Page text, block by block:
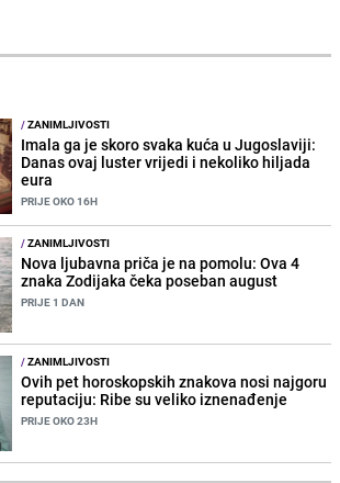
/ZANIMLJIVOSTI
Imala ga je skoro svaka kuća u Jugoslaviji:
Danas ovaj luster vrijedi i nekoliko hiljada
eura
PRIJE OKO 16H
/ZANIMLJIVOSTI
Nova ljubavna priča je na pomolu: Ova 4
znaka Zodijaka čeka poseban august
PRIJE 1 DAN
/ZANIMLJIVOSTI
Ovih pet horoskopskih znakova nosi najgoru
reputaciju: Ribe su veliko iznenađenje
PRIJE OKO 23H